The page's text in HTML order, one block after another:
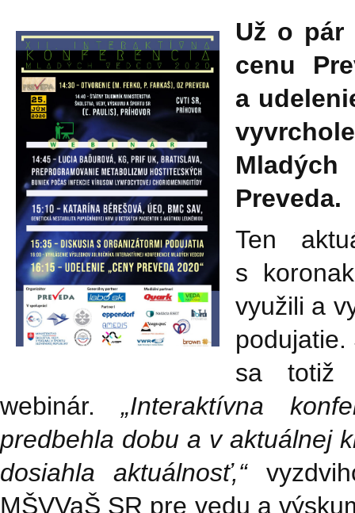
Už o pár
cenu
a
Preveda.
Ten
s
využili a
sa totiž
webinár.„Interaktívna
predbehla dobu a v aktuálnej
dosiahla aktuálnosť,“
MŠVVaŠ SR pre vedu a